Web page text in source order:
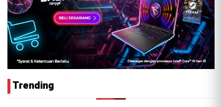
Trending